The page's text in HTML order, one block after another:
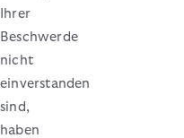
Ihrer
Beschwerde
nicht
einverstanden
sind,
haben